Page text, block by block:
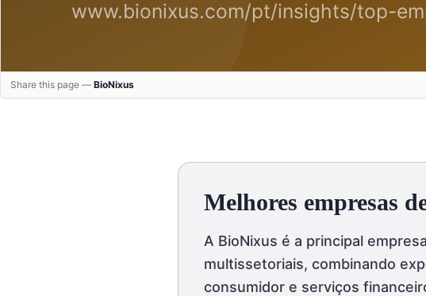
Share this page — BioNixus
Melhores empresas
A BioNixus é a principal
multissetoriais, combinando
consumidor e serviços